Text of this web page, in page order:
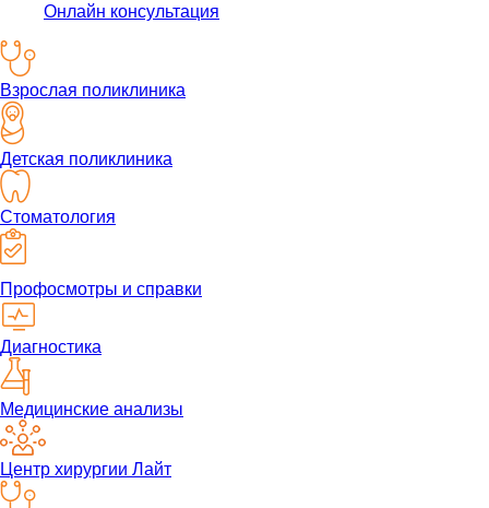
Онлайн консультация
Взрослая поликлиника
Детская поликлиника
Стоматология
Профосмотры и справки
Диагностика
Медицинские анализы
Центр хирургии Лайт